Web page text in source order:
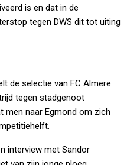
is en dat in de
tegen DWS dit tot uiting
de selectie van FC Almere
tegen stadgenoot
men naar Egmond om zich
interview met Sandor